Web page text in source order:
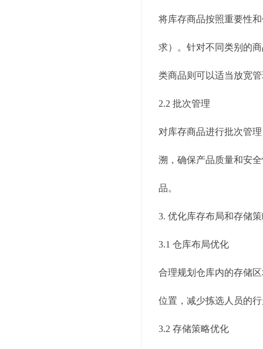
将库存商品按照重要性
求）。针对不同类别的
类商品则可以适当放宽
2.2 批次管理
对库存商品进行批次管
溯，确保产品质量和安
品。
3. 优化库存布局和存储
3.1 仓库布局优化
合理规划仓库内的存储
位置，减少拣选人员的
3.2 存储策略优化